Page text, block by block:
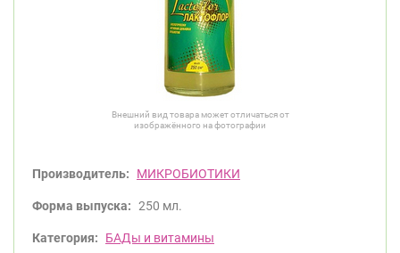
Внешний вид товара может отличаться от
изображённого на фотографии
Производитель: МИКРОБИОТИКИ
Форма выпуска: 250 мл.
Категория: БАДы и витамины